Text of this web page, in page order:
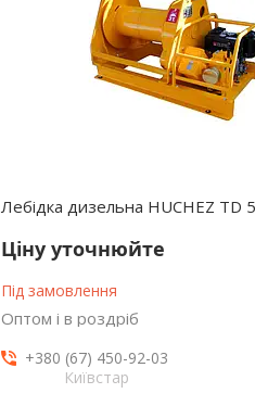
Лебідка дизельна HUCHEZ TD
Ціну уточнюйте
Під замовлення
Оптом і в роздріб
+380 (67) 450-92-03
Київстар